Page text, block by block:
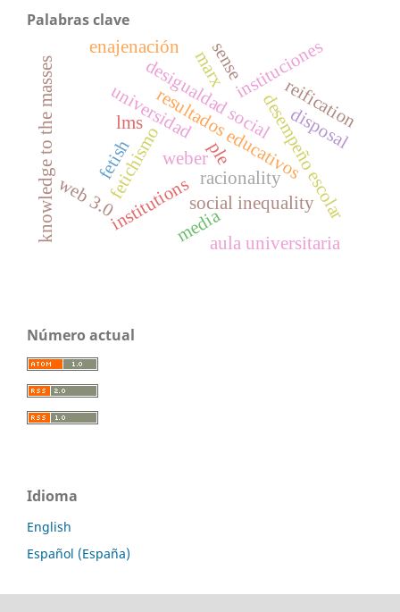
Palabras clave
universidad
fetichismoresultados educativosdesempeño escolar
social inequality
desigualdad social
racionality
weber
institutions
instituciones
fetish
disposal
reification
enajenación
marx
media
ple
lms
web 3.0
knowledge to the masses
aula universitaria
sense
Número actual
Idioma
English
Español (España)